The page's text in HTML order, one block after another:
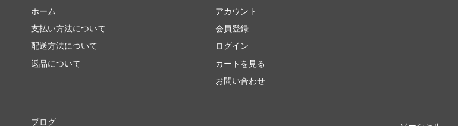
ホーム
支払い方法について
配送方法について
返品について
アカウント
会員登録
ログイン
カートを見る
お問い合わせ
ブログ